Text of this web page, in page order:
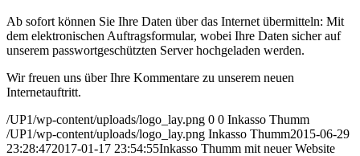
Ab sofort können Sie Ihre Daten über das Internet übermitteln: Mit
dem elektronischen Auftragsformular, wobei Ihre Daten sicher auf
unserem passwortgeschützten Server hochgeladen werden.
Wir freuen uns über Ihre Kommentare zu unserem neuen
Internetauftritt.
/UP1/wp-content/uploads/logo_lay.png 0 0 Inkasso Thumm
/UP1/wp-content/uploads/logo_lay.png Inkasso Thumm2015-06-29
23:28:472017-01-17 23:54:55Inkasso Thumm mit neuer Website